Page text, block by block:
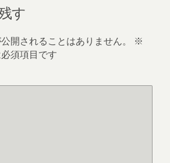
す
開されることはありません。
※
須項目です